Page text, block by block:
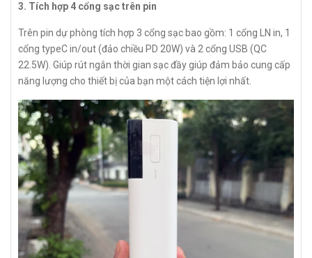
3. Tích hợp 4 cổng sạc trên pin
Trên pin dự phòng tích hợp 3 cổng sạc bao gồm: 1 cổng LN in, 1
cổng typeC in/out (đảo chiều PD 20W) và 2 cổng USB (QC
22.5W). Giúp rút ngắn thời gian sạc đầy giúp đảm bảo cung cấp
năng lượng cho thiết bị của bạn một cách tiện lợi nhất.